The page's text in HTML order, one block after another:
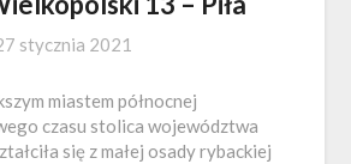
stycznia 2021
miastem północnej
czasu stolica województwa
się z małej osady rybackiej